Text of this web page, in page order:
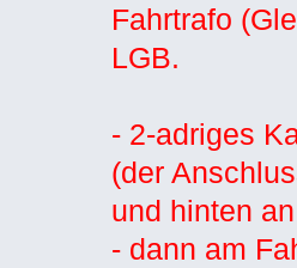
Fahrtrafo
LGB.
- 2-adriges
(der
und hinten
- dann am